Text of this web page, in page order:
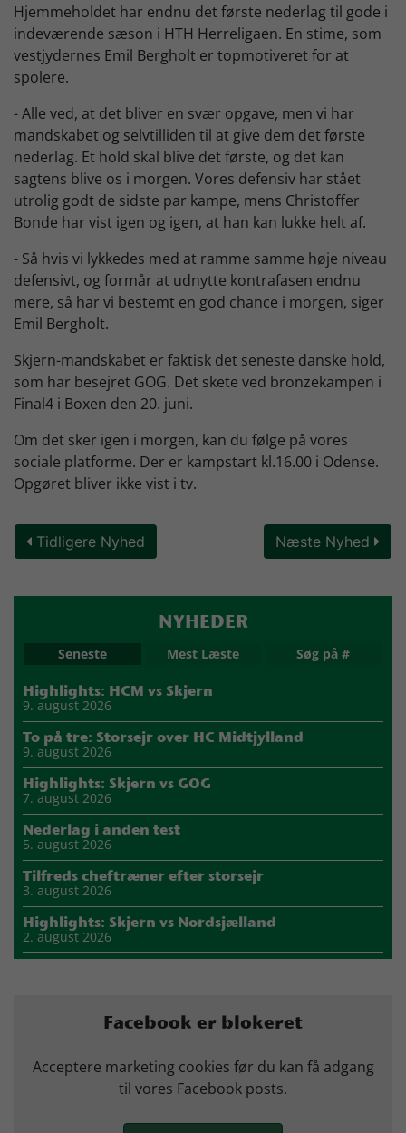
Køb Billet
Hjemmeholdet har endnu det første nederlag til gode i
indeværende sæson i HTH Herreligaen. En stime, som
vestjydernes Emil Bergholt er topmotiveret for at
spolere.
- Alle ved, at det bliver en svær opgave, men vi har
mandskabet og selvtilliden til at give dem det første
nederlag. Et hold skal blive det første, og det kan
sagtens blive os i morgen. Vores defensiv har stået
utrolig godt de sidste par kampe, mens Christoffer
Bonde har vist igen og igen, at han kan lukke helt af.
- Så hvis vi lykkedes med at ramme samme høje niveau
defensivt, og formår at udnytte kontrafasen endnu
mere, så har vi bestemt en god chance i morgen, siger
Emil Bergholt.
Skjern-mandskabet er faktisk det seneste danske hold,
som har besejret GOG. Det skete ved bronzekampen i
Final4 i Boxen den 20. juni.
Om det sker igen i morgen, kan du følge på vores
sociale platforme. Der er kampstart kl.16.00 i Odense.
Opgøret bliver ikke vist i tv.
Tidligere Nyhed Næste Nyhed
NYHEDER
Seneste Mest Læste Søg på #
Highlights: HCM vs Skjern
9. august 2026
To på tre: Storsejr over HC Midtjylland
9. august 2026
Highlights: Skjern vs GOG
7. august 2026
Nederlag i anden test
5. august 2026
Tilfreds cheftræner efter storsejr
3. august 2026
Highlights: Skjern vs Nordsjælland
2. august 2026
Mads Mensah er ny anfører i Skjern Håndbold
21. juli 2026
Facebook er blokeret
Acceptere marketing cookies før du kan få adgang
til vores Facebook posts.